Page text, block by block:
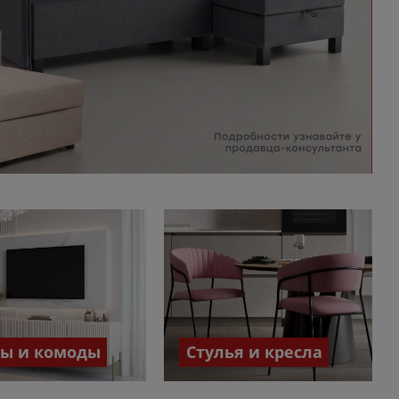
и комоды Стулья и кресла